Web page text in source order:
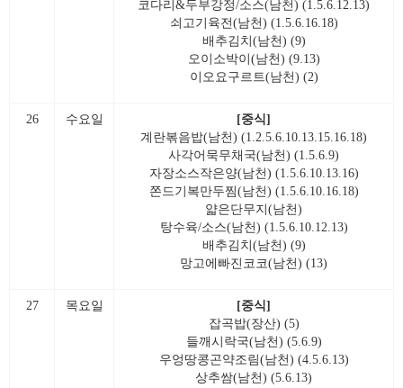
코다리&두부강정/소스(남천) (1.5.6.12.13)
쇠고기육전(남천) (1.5.6.16.18)
배추김치(남천) (9)
오이소박이(남천) (9.13)
이오요구르트(남천) (2)
26 수요일
[중식]
계란볶음밥(남천) (1.2.5.6.10.13.15.16.18)
사각어묵무채국(남천) (1.5.6.9)
자장소스작은양(남천) (1.5.6.10.13.16)
쫀드기복만두찜(남천) (1.5.6.10.16.18)
얇은단무지(남천)
탕수육/소스(남천) (1.5.6.10.12.13)
배추김치(남천) (9)
망고에빠진코코(남천) (13)
27 목요일
[중식]
잡곡밥(장산) (5)
들깨시락국(남천) (5.6.9)
우엉땅콩곤약조림(남천) (4.5.6.13)
상추쌈(남천) (5.6.13)